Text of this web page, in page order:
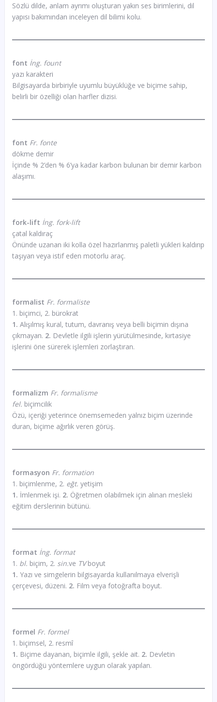
Sözlü dilde, anlam ayrımı oluşturan yakın ses birimlerini, dil
yapısı bakımından inceleyen dil bilimi kolu.
font İng. fount
yazı karakteri
Bilgisayarda birbiriyle uyumlu büyüklüğe ve biçime sahip,
belirli bir özelliği olan harfler dizisi.
font Fr. fonte
dökme demir
İçinde % 2’den % 6’ya kadar karbon bulunan bir demir karbon
alaşımı.
fork-lift İng. fork-lift
çatal kaldıraç
Önünde uzanan iki kolla özel hazırlanmış paletli yükleri kaldırıp
taşıyan veya istif eden motorlu araç.
formalist Fr. formaliste
1. biçimci, 2. bürokrat
1. Alışılmış kural, tutum, davranış veya belli biçimin dışına
çıkmayan. 2. Devletle ilgili işlerin yürütülmesinde, kırtasiye
işlerini öne sürerek işlemleri zorlaştıran.
formalizm Fr. formalisme
fel. biçimcilik
Özü, içeriği yeterince önemsemeden yalnız biçim üzerinde
duran, biçime ağırlık veren görüş.
formasyon Fr. formation
1. biçimlenme, 2. eğt. yetişim
1. İmlenmek işi. 2. Öğretmen olabilmek için alınan mesleki
eğitim derslerinin bütünü.
format İng. format
1. bl. biçim, 2. sin.ve TVboyut
1. Yazı ve simgelerin bilgisayarda kullanılmaya elverişli
çerçevesi, düzeni. 2. Film veya fotoğrafta boyut.
formel Fr. formel
1. biçimsel, 2. resmî
1. Biçime dayanan, biçimle ilgili, şekle ait. 2. Devletin
öngördüğü yöntemlere uygun olarak yapılan.